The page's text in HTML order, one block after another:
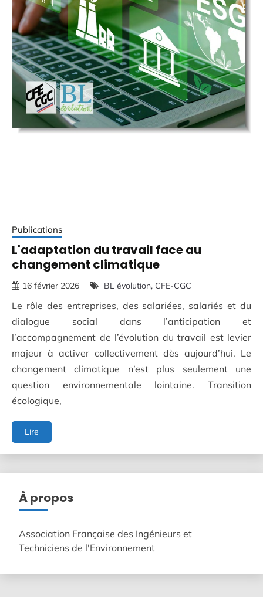
Publications
L'adaptation du travail face au
changement climatique
16 février 2026 BL évolution CFE-CGC
Le rôle des entreprises, des salariées, salariés et du
dialogue social dans l’anticipation et
l’accompagnement de l’évolution du travail est levier
majeur à activer collectivement dès aujourd’hui. Le
changement climatique n’est plus seulement une
question environnementale lointaine. Transition
écologique,
Lire
du
travail
climatique
À propos
Association Française des Ingénieurs et
Techniciens de l'Environnement